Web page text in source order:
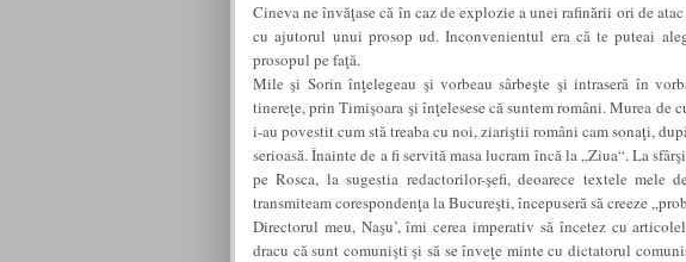
Cineva ne învăţase că în caz de explozie a unei rafinării ori de
cu ajutorul unui prosop ud. Inconvenientul era că te puteai
prosopul pe faţă.
Mile şi Sorin înţelegeau şi vorbeau sârbeşte şi intraseră în
tinereţe, prin Timişoara şi înţelesese că suntem români. Murea de
i-au povestit cum stă treaba cu noi, ziariştii români cam sonaţi,
serioasă. Înainte de a fi servită masa lucram încă la „Ziua“. La
pe Rosca, la sugestia redactorilor-şefi, deoarece textele mele
transmiteam corespondenţa la Bucureşti, începuseră să creeze
Directorul meu, Naşu’, îmi cerea imperativ să încetez cu
dracu că sunt comunişti şi să se înveţe minte cu dictatorul